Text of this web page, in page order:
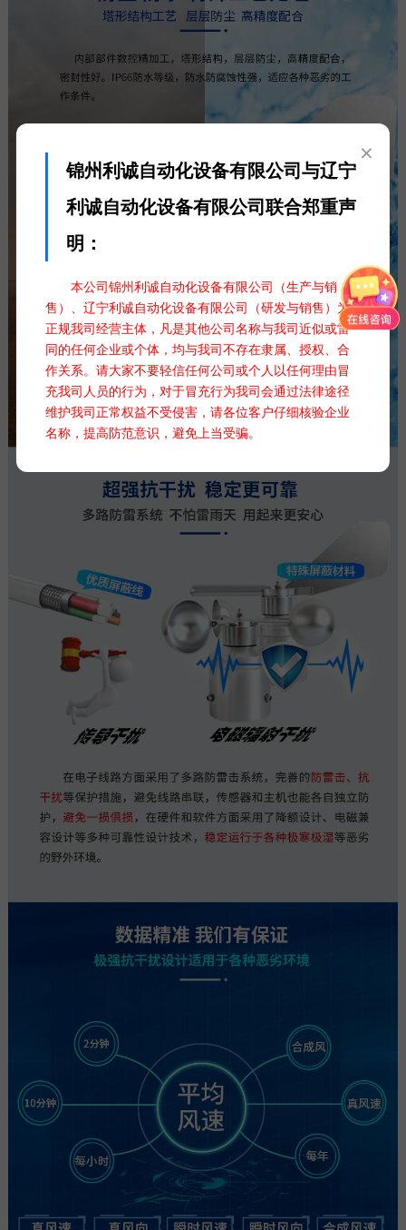
×
锦州利诚自动化设备有限公司与辽宁
利诚自动化设备有限公司联合郑重声
明：
本公司锦州利诚自动化设备有限公司（生产与销
售）、辽宁利诚自动化设备有限公司（研发与销售）为
正规我司经营主体，凡是其他公司名称与我司近似或雷
同的任何企业或个体，均与我司不存在隶属、授权、合
作关系。请大家不要轻信任何公司或个人以任何理由冒
充我司人员的行为，对于冒充行为我司会通过法律途径
维护我司正常权益不受侵害，请各位客户仔细核验企业
名称，提高防范意识，避免上当受骗。